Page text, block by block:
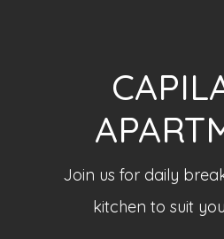
Join us for daily
kitchen to suit